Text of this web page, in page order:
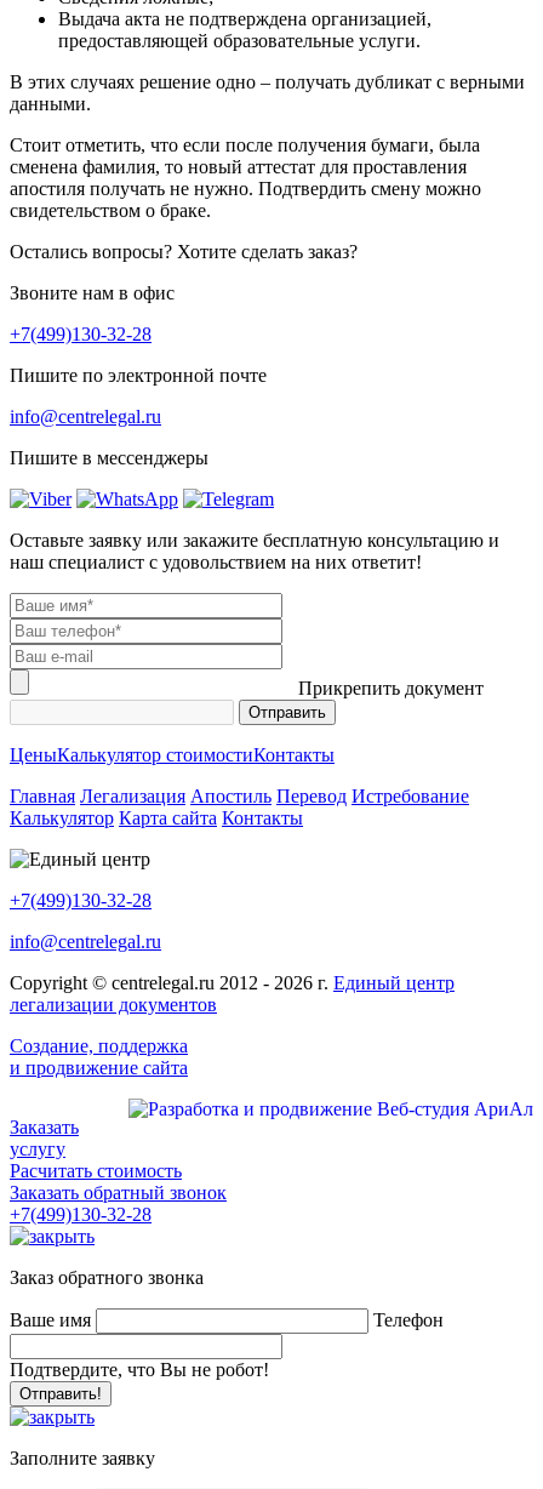
Выдача акта не подтверждена организацией,
предоставляющей образовательные услуги.
В этих случаях решение одно – получать дубликат с верными
данными.
Стоит отметить, что если после получения бумаги, была
сменена фамилия, то новый аттестат для проставления
апостиля получать не нужно. Подтвердить смену можно
свидетельством о браке.
Остались вопросы? Хотите сделать заказ?
Звоните нам в офис
+7(499)130-32-28
Пишите по электронной почте
info@centrelegal.ru
Пишите в мессенджеры
Оставьте заявку или закажите бесплатную консультацию и
наш специалист с удовольствием на них ответит!
Прикрепить документ
ЦеныКалькулятор стоимостиКонтакты
Главная Легализация Апостиль Перевод Истребование
Калькулятор Карта сайта Контакты
+7(499)130-32-28
info@centrelegal.ru
Copyright © centrelegal.ru 2012 - 2026 г. Единый центр
легализации документов
Создание, поддержка
и продвижение сайта
Заказать
услугу
Расчитать стоимость
Заказать обратный звонок
+7(499)130-32-28
Заказ обратного звонка
Ваше имя Телефон
Подтвердите, что Вы не робот!
Заполните заявку